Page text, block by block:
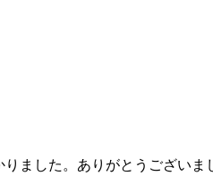
ました。ありがとうございま